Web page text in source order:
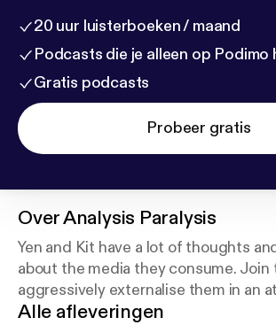
20 uur luisterboeken / maand
Podcasts die je alleen op Podimo
Gratis podcasts
Probeer gratis
OverAnalysis Paralysis
Yen and Kit have a lot of thoughts
about the media they consume. Join
aggressively externalise them in an
escape from analysis paralysis and/or
Alle afleveringen